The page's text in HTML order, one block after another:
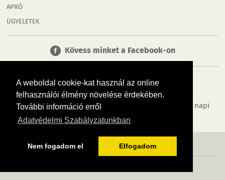
A weboldal cookie-kat használ az online
felhasználói élmény növelése érdekében.
További információ erről
Adatvédelmi Szabályzatunkban
Nem fogadom el Elfogadom
APRÓ
ÜGYELETEK
Kövess minket a Facebook-on
Tudj meg többet városodról! Hírek, programok, képek, napi
menü, cégek…. és minden, ami Győr
MÉDIAAJÁNLÓ ADATVÉDELEM IMPRESSZUM RÓLUNK